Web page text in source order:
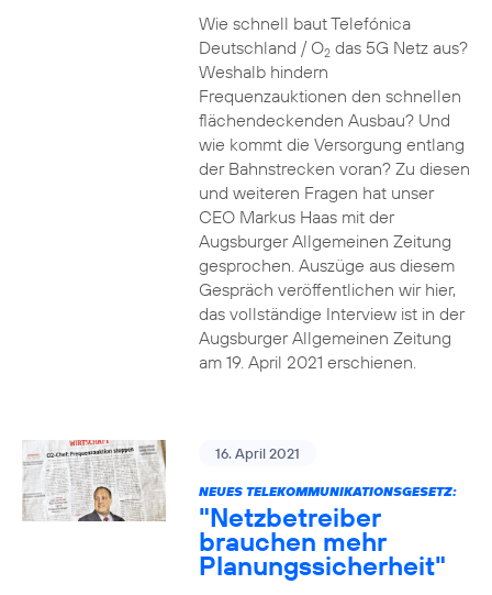
Wie schnell baut Telefónica
Deutschland / O2das 5G Netz aus?
Weshalb hindern
Frequenzauktionen den schnellen
flächendeckenden Ausbau? Und
wie kommt die Versorgung entlang
der Bahnstrecken voran? Zu diesen
und weiteren Fragen hat unser
CEO Markus Haas mit der
Augsburger Allgemeinen Zeitung
gesprochen. Auszüge aus diesem
Gespräch veröffentlichen wir hier,
das vollständige Interview ist in der
Augsburger Allgemeinen Zeitung
am 19. April 2021 erschienen.
16. April 2021
NEUES TELEKOMMUNIKATIONSGESETZ:
"Netzbetreiber
brauchen mehr
Planungssicherheit"